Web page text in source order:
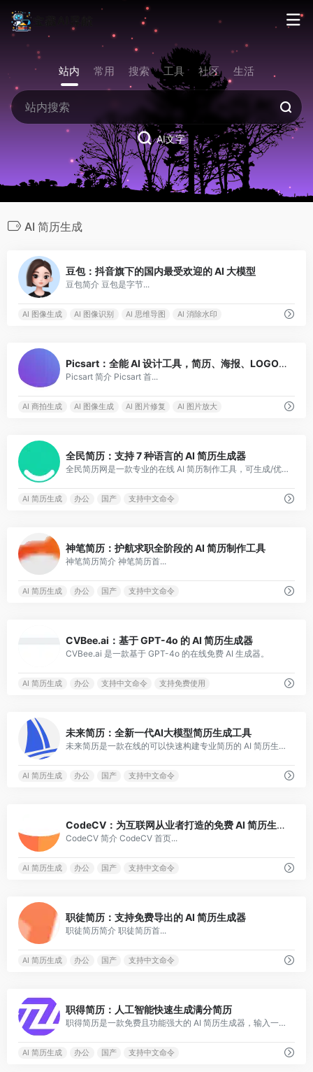
站内 常用 搜索 工具 社区 生活
AI文字
AI 简历生成
豆包：抖音旗下的国内最受欢迎的 AI 大模型
豆包简介 豆包是字节...
AI 图像生成 AI 图像识别 AI 思维导图 AI 消除水印
Picsart：全能 AI 设计工具，简历、海报、LOGO、商品图…
Picsart 简介 Picsart 首...
AI 商拍生成 AI 图像生成 AI 图片修复 AI 图片放大
全民简历：支持 7 种语言的 AI 简历生成器
全民简历网是一款专业的在线 AI 简历制作工具，可生成/优化优质简历，并提供大量原创设计的个人简历模板。
AI 简历生成 办公 国产 支持中文命令
神笔简历：护航求职全阶段的 AI 简历制作工具
神笔简历简介 神笔简历首...
AI 简历生成 办公 国产 支持中文命令
CVBee.ai：基于 GPT-4o 的 AI 简历生成器
CVBee.ai 是一款基于 GPT-4o 的在线免费 AI 生成器。
AI 简历生成 办公 支持中文命令 支持免费使用
未来简历：全新一代AI大模型简历生成工具
未来简历是一款在线的可以快速构建专业简历的 AI 简历生成器，支持多种模板。
AI 简历生成 办公 国产 支持中文命令
CodeCV：为互联网从业者打造的免费 AI 简历生成器
CodeCV 简介 CodeCV 首页...
AI 简历生成 办公 国产 支持中文命令
职徒简历：支持免费导出的 AI 简历生成器
职徒简历简介 职徒简历首...
AI 简历生成 办公 国产 支持中文命令
职得简历：人工智能快速生成满分简历
职得简历是一款免费且功能强大的 AI 简历生成器，输入一个岗位名称即可快速生成简历内容并自动排版。
AI 简历生成 办公 国产 支持中文命令